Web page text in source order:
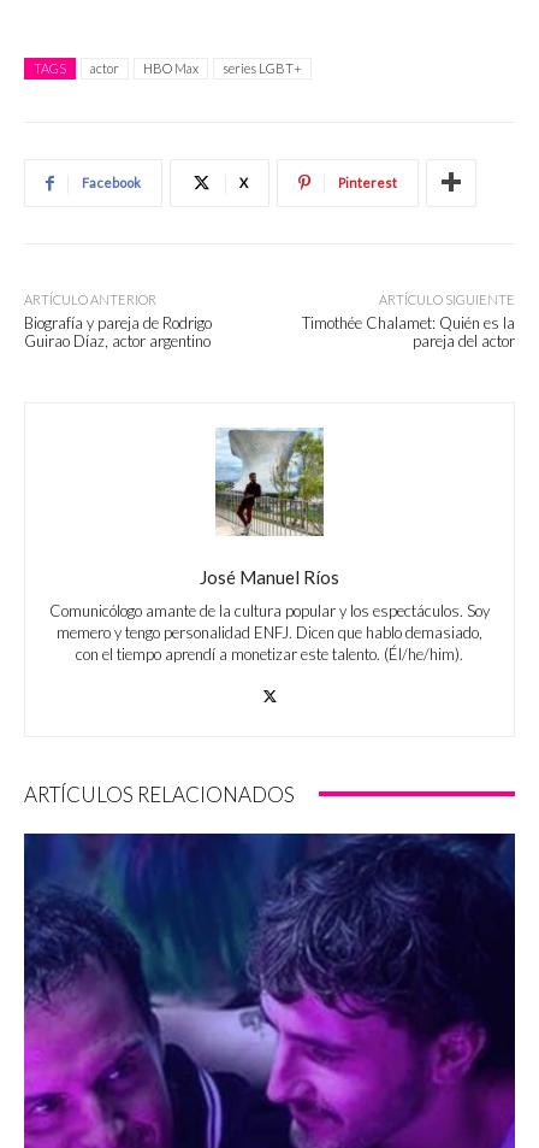
TAGS actor HBO Max series LGBT+
Facebook X Pinterest
ARTÍCULO ANTERIOR
Biografía y pareja de Rodrigo
Guirao Díaz, actor argentino
ARTÍCULO SIGUIENTE
Timothée Chalamet: Quién es la
pareja del actor
José Manuel Ríos
Comunicólogo amante de la cultura popular y los espectáculos. Soy
memero y tengo personalidad ENFJ. Dicen que hablo demasiado,
con el tiempo aprendí a monetizar este talento. (Él/he/him).
ARTÍCULOS RELACIONADOS